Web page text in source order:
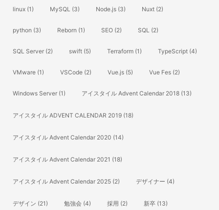
linux (1) MySQL (3) Node.js (3) Nuxt (2)
python (3) Reborn (1) SEO (2) SQL (2)
SQL Server (2) swift (5) Terraform (1) TypeScript (4)
VMware (1) VSCode (2) Vue.js (5) Vue Fes (2)
Windows Server (1) アイスタイル Advent Calendar 2018 (13)
アイスタイル ADVENT CALENDAR 2019 (18)
アイスタイル Advent Calendar 2020 (14)
アイスタイル Advent Calendar 2021 (18)
アイスタイル Advent Calendar 2025 (2) デザイナー (4)
デザイン (21) 勉強会 (4) 採用 (2) 新卒 (13)